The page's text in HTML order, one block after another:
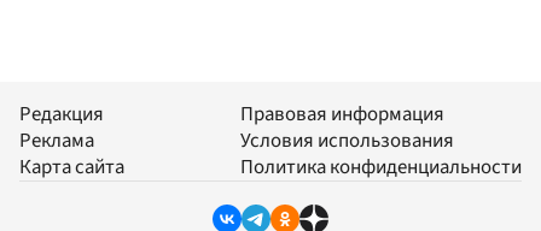
Редакция
Реклама
Карта сайта
Правовая информация
Условия использования
Политика конфиденциальности